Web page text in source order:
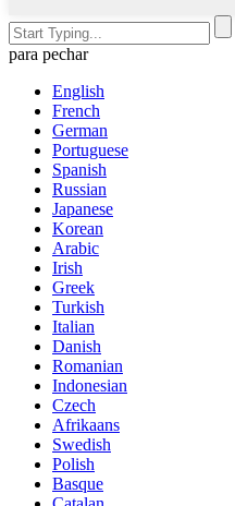
para pechar
English
French
German
Portuguese
Spanish
Russian
Japanese
Korean
Arabic
Irish
Greek
Turkish
Italian
Danish
Romanian
Indonesian
Czech
Afrikaans
Swedish
Polish
Basque